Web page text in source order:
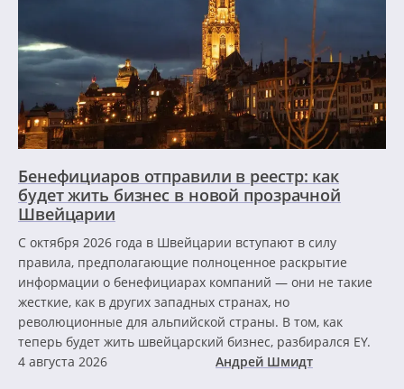
Бенефициаров отправили в реестр: как
будет жить бизнес в новой прозрачной
Швейцарии
С октября 2026 года в Швейцарии вступают в силу
правила, предполагающие полноценное раскрытие
информации о бенефициарах компаний — они не такие
жесткие, как в других западных странах, но
революционные для альпийской страны. В том, как
теперь будет жить швейцарский бизнес, разбирался EY.
4 августа 2026
Андрей Шмидт